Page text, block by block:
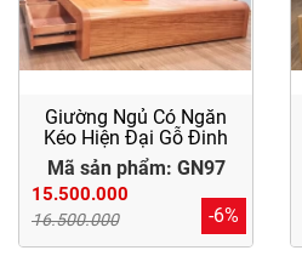
Rượu
Nội
Thất
Văn
Giường Ngủ Có Ngăn
Kéo Hiện Đại Gỗ Đinh
Hương
Mã sản phẩm: GN97
15.500.000
16.500.000 -6%